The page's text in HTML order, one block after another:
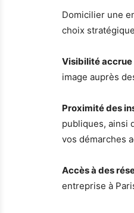
Domicilier une
choix
Visibilité accrue
image auprès
Proximité des
publiques, ainsi
vos démarches
Accès à des
entreprise à